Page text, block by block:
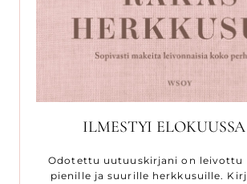
ILMESTYI ELOKUUSSA
Odotettu uutuuskirjani on leivottu
pienille ja suurille herkkusuille.